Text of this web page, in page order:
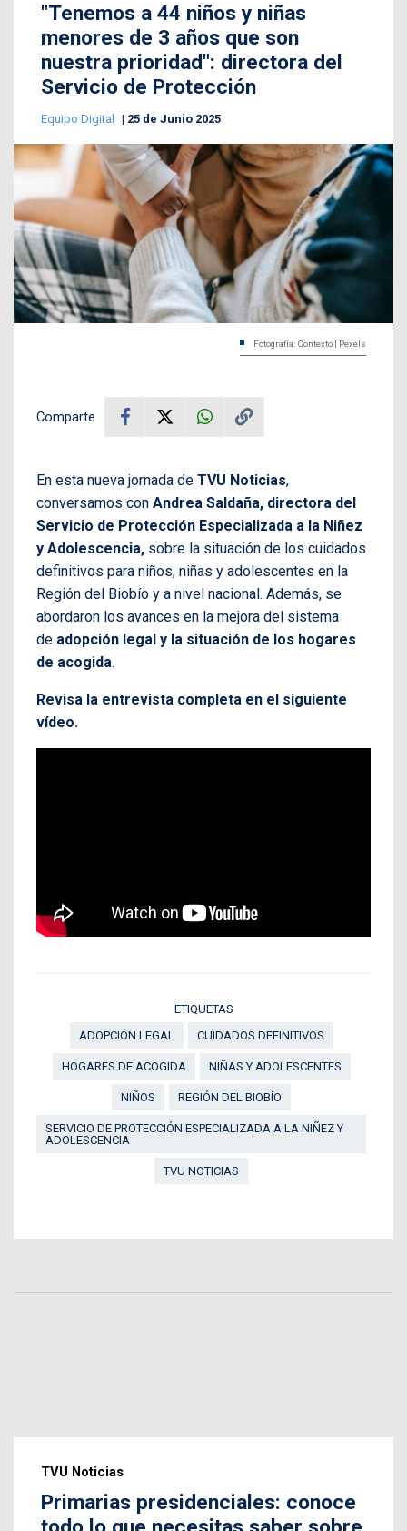
"Tenemos a 44 niños y niñas
menores de 3 años que son
nuestra prioridad": directora del
Servicio de Protección
Equipo Digital 25 de Junio 2025
Fotografía: Contexto | Pexels
Comparte
En esta nueva jornada de TVU Noticias,
conversamos con Andrea Saldaña, directora del
Servicio de Protección Especializada a la Niñez
y Adolescencia, sobre la situación de los cuidados
definitivos para niños, niñas y adolescentes en la
Región del Biobío y a nivel nacional. Además, se
abordaron los avances en la mejora del sistema
de adopción legal y la situación de los hogares
de acogida.
Revisa la entrevista completa en el siguiente
vídeo.
ETIQUETAS
ADOPCIÓN LEGAL
CUIDADOS DEFINITIVOS
HOGARES DE ACOGIDA NIÑAS Y ADOLESCENTES
NIÑOS REGIÓN DEL BIOBÍO
SERVICIO DE PROTECCIÓN ESPECIALIZADA A LA NIÑEZ Y
ADOLESCENCIA
TVU NOTICIAS
TVU Noticias
Primarias presidenciales: conoce